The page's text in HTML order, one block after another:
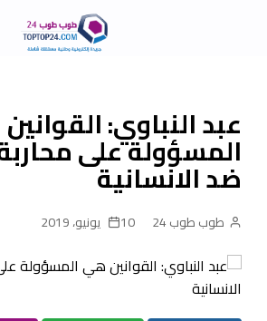
عبد النباوي:
المسؤولة على
ضد الانسانية
طوب طوب 24 10 يونيو، 2019